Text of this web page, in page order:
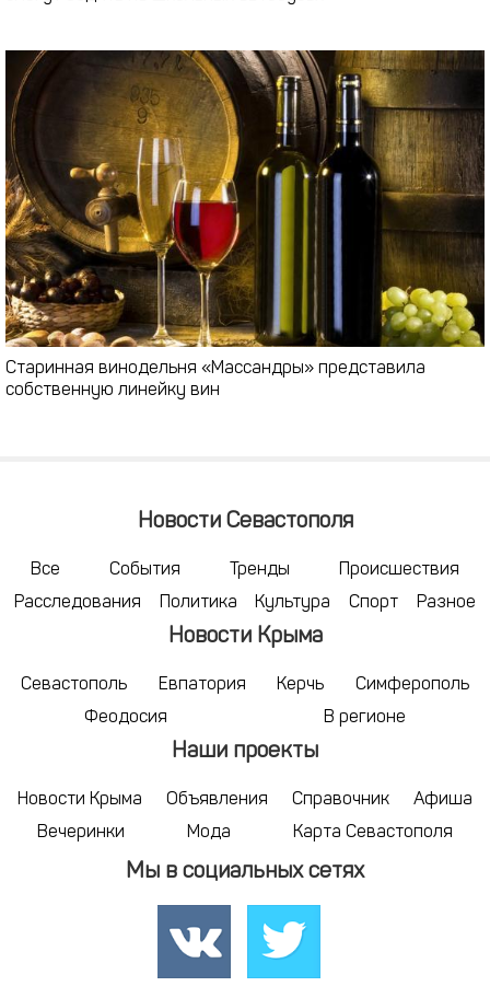
Старинная винодельня «Массандры» представила
собственную линейку вин
Новости Севастополя
Все События Тренды
Происшествия
Расследования
Политика Культура Спорт Разное
Новости Крыма
Севастополь Евпатория Керчь
Симферополь
Феодосия
В регионе
Наши проекты
Новости Крыма Объявления Справочник
Афиша
Вечеринки
Мода Карта Севастополя
Мы в социальных сетях